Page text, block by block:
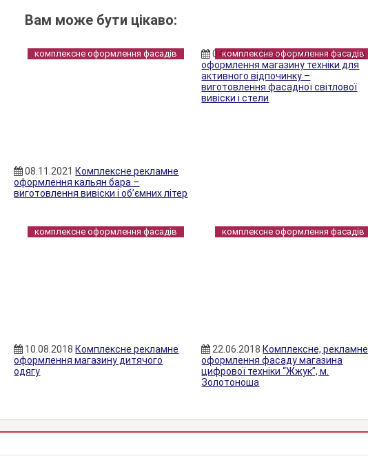
Вам може бути цікаво:
комплексне оформлення фасадів
08.11.2021 Комплексне рекламне
оформлення кальян бара –
виготовлення вивіски і об’ємних літер
комплексне оформлення фасадів
04.02.2021Комплексне рекламне
оформлення магазину техніки для
активного відпочинку –
виготовлення фасадної світлової
вивіски і стели
комплексне оформлення фасадів
10.08.2018 Комплексне рекламне
оформлення магазину дитячого
одягу
комплексне оформлення фасадів
22.06.2018 Комплексне, рекламне
оформлення фасаду магазина
цифрової техніки “Жжук”, м.
Золотоноша